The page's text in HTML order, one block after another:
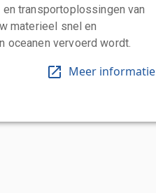
transportoplossingen van
materieel snel en
oceanen vervoerd wordt.
Meer informatie